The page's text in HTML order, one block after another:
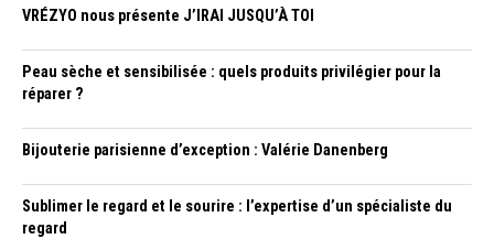
VRÉZYO nous présente J’IRAI JUSQU’À TOI
Peau sèche et sensibilisée : quels produits privilégier pour la
réparer ?
Bijouterie parisienne d’exception : Valérie Danenberg
Sublimer le regard et le sourire : l’expertise d’un spécialiste du
regard